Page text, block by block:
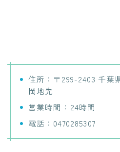
住所：〒299-2403 千葉
岡地先
営業時間：24時間
電話：0470285307